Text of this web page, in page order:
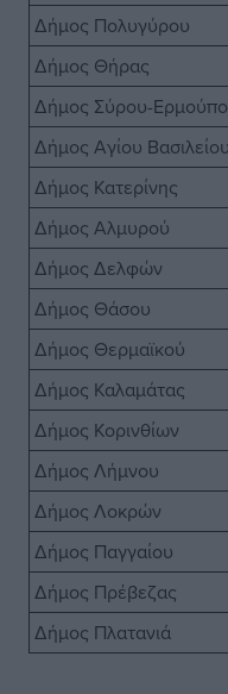
Δήμος Πολυγύρου
Δήμος Θήρας
Δήμος Σύρου-
Δήμος Αγίου Βασιλείου
Δήμος Κατερίνης
Δήμος Αλμυρού
Δήμος Δελφών
Δήμος Θάσου
Δήμος Θερμαϊκού
Δήμος Καλαμάτας
Δήμος Κορινθίων
Δήμος Λήμνου
Δήμος Λοκρών
Δήμος Παγγαίου
Δήμος Πρέβεζας
Δήμος Πλατανιά